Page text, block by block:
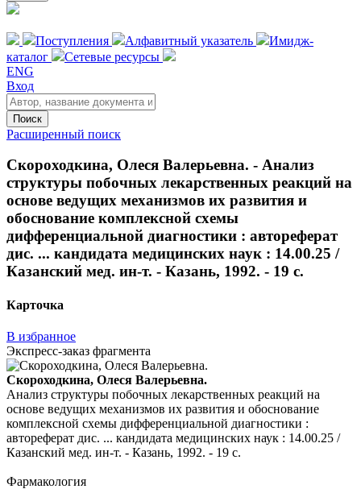
Поступления Алфавитный указатель
Имидж-
каталог
Сетевые ресурсы
ENG
Вход
Поиск
Расширенный поиск
Скороходкина, Олеся Валерьевна. - Анализ
структуры побочных лекарственных реакций на
основе ведущих механизмов их развития и
обоснование комплексной схемы
дифференциальной диагностики : автореферат
дис. ... кандидата медицинских наук : 14.00.25 /
Казанский мед. ин-т. - Казань, 1992. - 19 с.
Карточка
В избранное
Экспресс-заказ фрагмента
Скороходкина, Олеся Валерьевна.
Анализ структуры побочных лекарственных реакций на
основе ведущих механизмов их развития и обоснование
комплексной схемы дифференциальной диагностики :
автореферат дис. ... кандидата медицинских наук : 14.00.25 /
Казанский мед. ин-т. - Казань, 1992. - 19 с.
Фармакология